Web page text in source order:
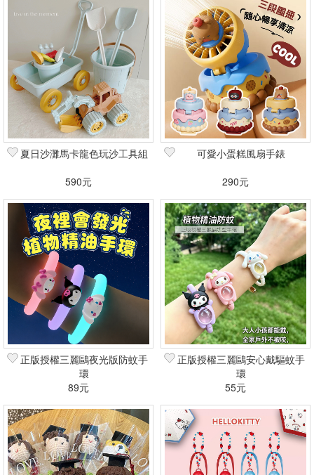
夏日沙灘馬卡龍色玩沙工具組
590元
可愛小蛋糕風扇手錶
290元
正版授權三麗鷗夜光版防蚊手
環
89元
正版授權三麗鷗安心戴驅蚊手
環
55元